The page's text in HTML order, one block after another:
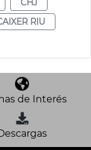
RIU
de Interés